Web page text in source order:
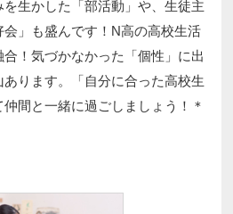
生かした「部活動」や、生徒主
」も盛んです！N高の高校生活
！気づかなかった「個性」に出
ります。「自分に合った高校生
間と一緒に過ごしましょう！＊